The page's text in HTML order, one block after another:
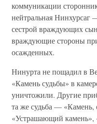
коммуникации
нейтральная Нинхурсаг
сестрой враждующих
враждующие стороны
осажденных.
Нинурта не пощадил в
«Камень судьбы» в
уничтожили. Другие
та же судьба —
«Устрашающий